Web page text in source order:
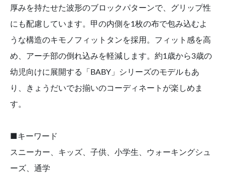
厚みを持たせた波形のブロックパターンで、グリップ性
にも配慮しています。甲の内側を1枚の布で包み込むよ
うな構造のキモノフィットタンを採用。フィット感を高
め、アーチ部の倒れ込みを軽減します。約1歳から3歳の
幼児向けに展開する「BABY」シリーズのモデルもあ
り、きょうだいでお揃いのコーディネートが楽しめま
す。
■キーワード
スニーカー、キッズ、子供、小学生、ウォーキングシュ
ーズ、通学